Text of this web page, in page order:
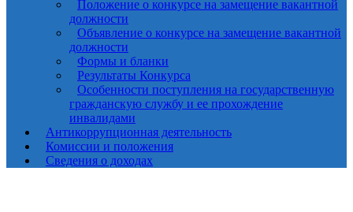
Положение о конкурсе на замещение вакантной
должности
Объявление о конкурсе на замещение вакантной
должности
Формы и бланки
Результаты Конкурса
Особенности поступления на государственную
гражданскую службу и ее прохождение
инвалидами
Антикоррупционная деятельность
Комиссии и положения
Сведения о доходах